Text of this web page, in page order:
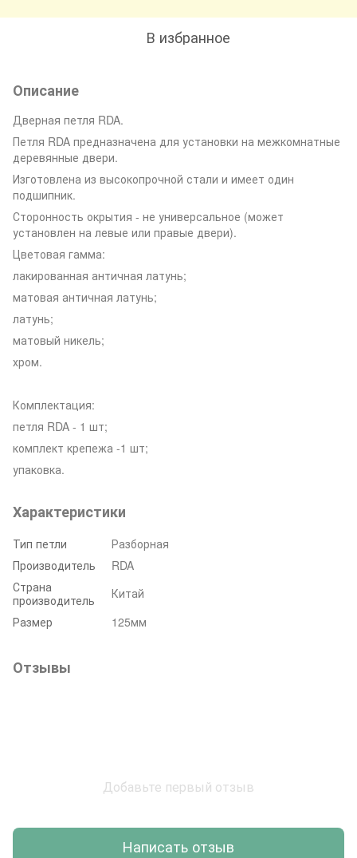
В избранное
Описание
Дверная петля RDA.
Петля RDA предназначена для установки на межкомнатные
деревянные двери.
Изготовлена из высокопрочной стали и имеет один
подшипник.
Сторонность окрытия - не универсальное (может
установлен на левые или правые двери).
Цветовая гамма:
лакированная античная латунь;
матовая античная латунь;
латунь;
матовый никель;
хром.
Комплектация:
петля RDA - 1 шт;
комплект крепежа -1 шт;
упаковка.
Характеристики
Тип петли
Разборная
Производитель
RDA
Страна
производитель
Китай
Размер
125мм
Отзывы
Добавьте первый отзыв
Написать отзыв